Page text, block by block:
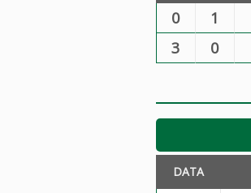
0 1
3 0
DATA